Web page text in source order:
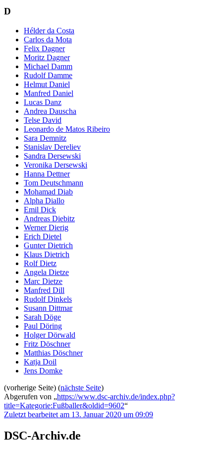
D
Hélder da Costa
Carlos da Mota
Felix Dagner
Moritz Dagner
Michael Damm
Rudolf Damme
Helmut Daniel
Manfred Daniel
Lucas Danz
Andrea Dauscha
Telse David
Leonardo de Matos Ribeiro
Sara Demnitz
Stanislav Dereliev
Sandra Dersewski
Veronika Dersewski
Hanna Dettner
Tom Deutschmann
Mohamad Diab
Alpha Diallo
Emil Dick
Andreas Diebitz
Werner Dierig
Erich Dietel
Gunter Dietrich
Klaus Dietrich
Rolf Dietz
Angela Dietze
Marc Dietze
Manfred Dill
Rudolf Dinkels
Susann Dittmar
Sarah Döge
Paul Döring
Holger Dörwald
Fritz Döschner
Matthias Döschner
Katja Doil
Jens Domke
(vorherige Seite) (nächste Seite)
Abgerufen von „https://www.dsc-archiv.de/index.php?
title=Kategorie:Fußballer&oldid=9602“
Zuletzt bearbeitet am 13. Januar 2020 um 09:09
DSC-Archiv.de